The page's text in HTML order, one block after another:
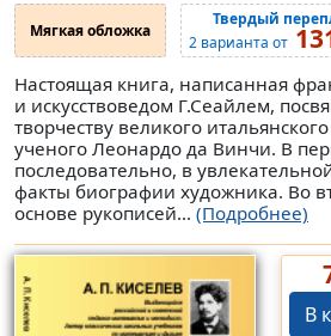
Мягкая обложка
Твердый
2 варианта от
Настоящая книга, написанная
и искусствоведом Г.Сеайлем,
творчеству великого
ученого Леонардо да Винчи. В
последовательно, в
факты биографии художника. Во
основе рукописей... (Подробнее)
В